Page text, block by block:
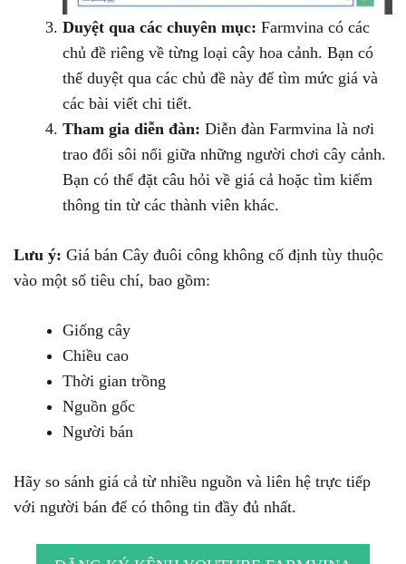
Duyệt qua các chuyên mục: Farmvina có các
chủ đề riêng về từng loại cây hoa cảnh. Bạn có
thể duyệt qua các chủ đề này để tìm mức giá và
các bài viết chi tiết.
Tham gia diễn đàn: Diễn đàn Farmvina là nơi
trao đổi sôi nổi giữa những người chơi cây cảnh.
Bạn có thể đặt câu hỏi về giá cả hoặc tìm kiếm
thông tin từ các thành viên khác.
Lưu ý: Giá bán Cây đuôi công không cố định tùy thuộc
vào một số tiêu chí, bao gồm:
Giống cây
Chiều cao
Thời gian trồng
Nguồn gốc
Người bán
Hãy so sánh giá cả từ nhiều nguồn và liên hệ trực tiếp
với người bán để có thông tin đầy đủ nhất.